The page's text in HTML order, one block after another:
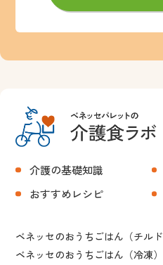
介護の基礎知識
おすすめレシピ
ベネッセのおうちごはん（チルド
ベネッセのおうちごはん（冷凍）